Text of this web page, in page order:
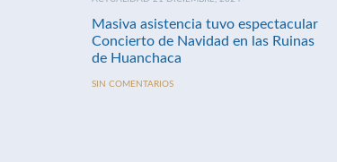
Masiva asistencia tuvo espectacular
Concierto de Navidad en las Ruinas
de Huanchaca
SIN COMENTARIOS